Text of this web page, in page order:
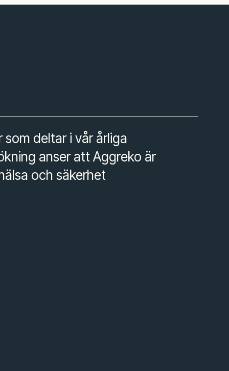
som deltar i vår årliga
anser att Aggreko är
och säkerhet